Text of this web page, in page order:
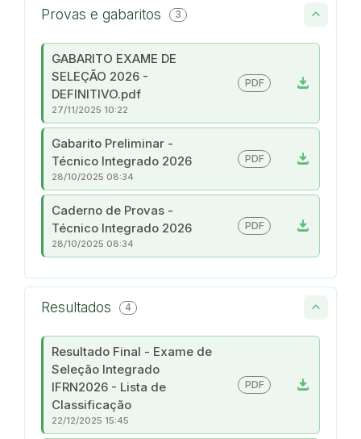
Provas e gabaritos 3
GABARITO EXAME DE
SELEÇÃO 2026 -
DEFINITIVO.pdf
download
PDF
27/11/2025 10:22
Gabarito Preliminar -
Técnico Integrado 2026
download
PDF
28/10/2025 08:34
Caderno de Provas -
Técnico Integrado 2026
download
PDF
28/10/2025 08:34
Resultados 4
Resultado Final - Exame de
Seleção Integrado
IFRN2026 - Lista de
Classificação
download
PDF
22/12/2025 15:45